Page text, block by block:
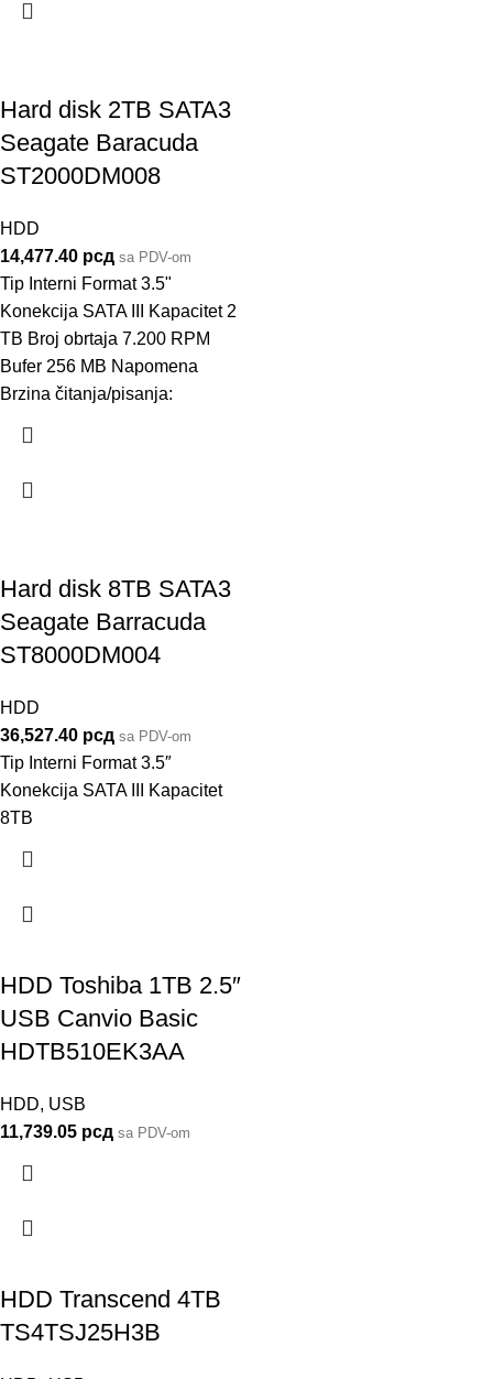
Hard disk 2TB SATA3
Seagate Baracuda
ST2000DM008
HDD
14,477.40 рсд sa PDV-om
Tip Interni Format 3.5"
Konekcija SATA III Kapacitet 2
TB Broj obrtaja 7.200 RPM
Bufer 256 MB Napomena
Brzina čitanja/pisanja:
Hard disk 8TB SATA3
Seagate Barracuda
ST8000DM004
HDD
36,527.40 рсд sa PDV-om
Tip Interni Format 3.5″
Konekcija SATA III Kapacitet
8TB
HDD Toshiba 1TB 2.5″
USB Canvio Basic
HDTB510EK3AA
HDD, USB
11,739.05 рсд sa PDV-om
HDD Transcend 4TB
TS4TSJ25H3B